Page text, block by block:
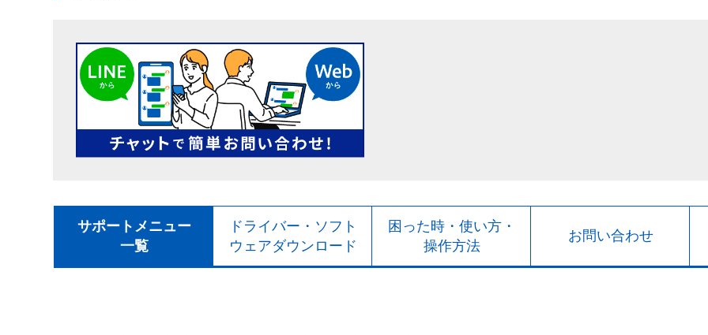
サポートメニュー
一覧
ドライバー・ソフト
ウェアダウンロード
困った時・使い方・
操作方法
お問い合わせ